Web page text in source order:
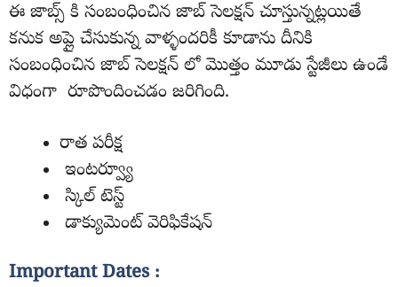
ఈ జాబ్స్ కి సంబంధించిన జాబ్ సెలక్షన్ చూస్తున్నట్లయితే
కనుక అప్లై చేసుకున్న వాళ్ళందరికీ కూడాను దీనికి
సంబంధించిన జాబ్ సెలక్షన్ లో మొత్తం మూడు స్టేజీలు ఉండే
విధంగా రూపొందించడం జరిగింది.
రాత పరీక్ష
ఇంటర్వ్యూ
స్కిల్ టెస్ట్
డాక్యుమెంట్ వెరిఫికేషన్
Important Dates :